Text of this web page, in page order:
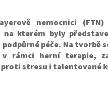
nemocnici
na kterém byly
péče. Na tvorbě
v rámci herní terapie,
stresu i talentované